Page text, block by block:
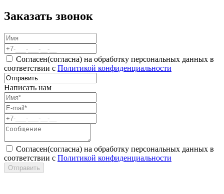
Заказать звонок
Согласен(согласна) на обработку персональных данных в
соответствии с Политикой конфиденциальности
Написать нам
Согласен(согласна) на обработку персональных данных в
соответствии с Политикой конфиденциальности